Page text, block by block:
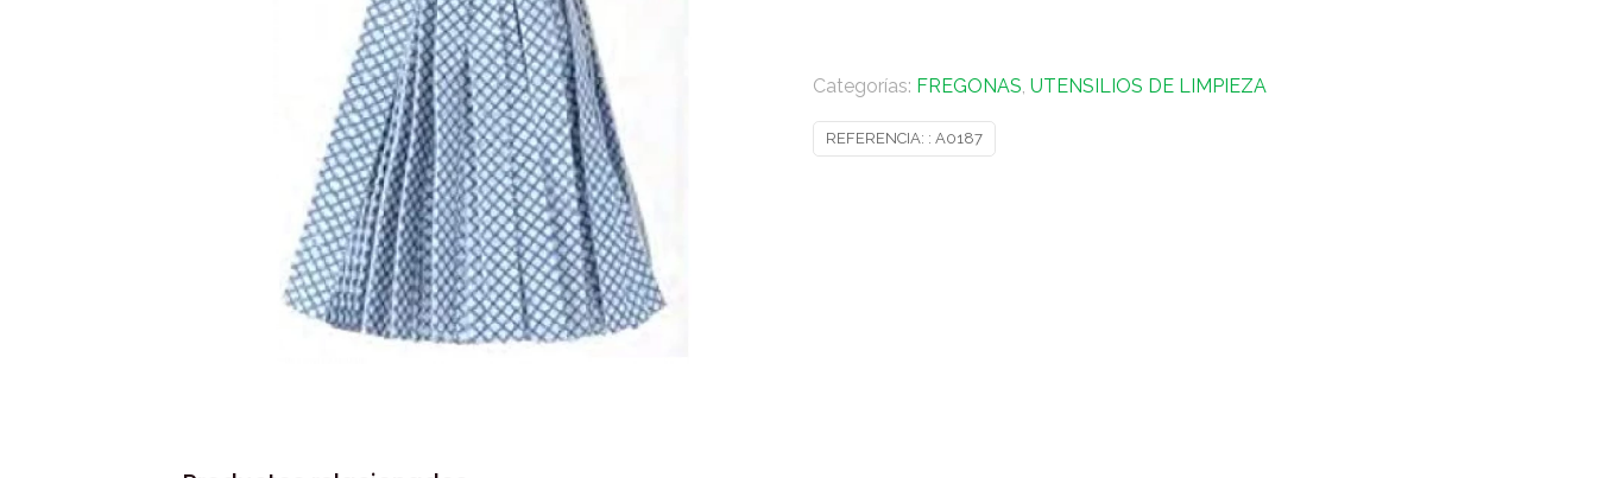
Categorías: FREGONAS, UTENSILIOS DE LIMPIEZA
REFERENCIA: : A0187